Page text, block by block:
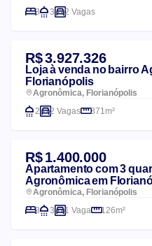
3
3 2 Vagas
R$ 3.927.326
Loja à venda no bairro
Florianópolis
Agronômica, Florianópolis
2
2 Vagas 371m²
R$ 1.400.000
Apartamento com 3
Agronômica em
Agronômica, Florianópolis
3
3 1 Vaga 126m²